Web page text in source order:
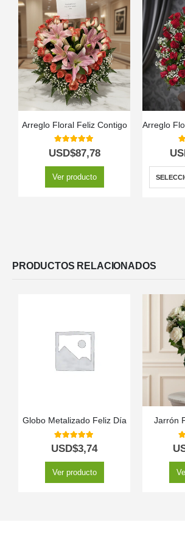
Arreglo Floral Feliz Contigo
5.00 out of 5
USD$87,78
Ver producto
PRODUCTOS RELACIONADOS
Globo Metalizado Feliz Día
5.00out of 5
USD$3,74
Ver producto
Jarrón